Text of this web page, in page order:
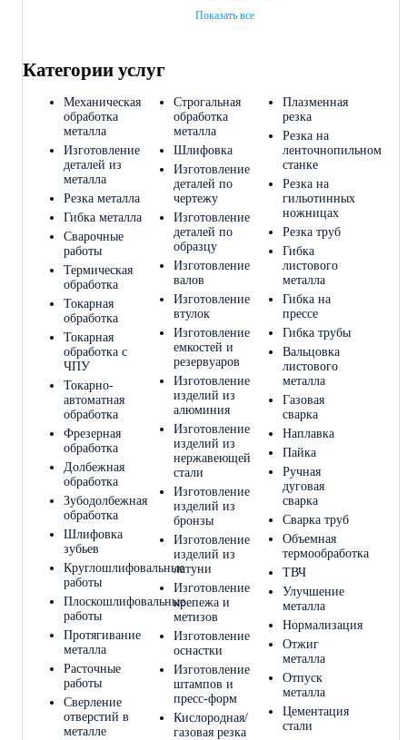
Показать все
Категории услуг
Механическая
обработка
металла
Изготовление
деталей из
металла
Резка металла
Гибка металла
Сварочные
работы
Термическая
обработка
Токарная
обработка
Токарная
обработка с
ЧПУ
Токарно-
автоматная
обработка
Фрезерная
обработка
Долбежная
обработка
Зубодолбежная
обработка
Шлифовка
зубьев
Круглошлифовальные
работы
Плоскошлифовальные
работы
Протягивание
металла
Расточные
работы
Сверление
отверстий в
металле
Строгальная
обработка
металла
Шлифовка
Изготовление
деталей по
чертежу
Изготовление
деталей по
образцу
Изготовление
валов
Изготовление
втулок
Изготовление
емкостей и
резервуаров
Изготовление
изделий из
алюминия
Изготовление
изделий из
нержавеющей
стали
Изготовление
изделий из
бронзы
Изготовление
изделий из
латуни
Изготовление
крепежа и
метизов
Изготовление
оснастки
Изготовление
штампов и
пресс-форм
Кислородная/
газовая резка
Плазменная
резка
Резка на
ленточнопильном
станке
Резка на
гильотинных
ножницах
Резка труб
Гибка
листового
металла
Гибка на
прессе
Гибка трубы
Вальцовка
листового
металла
Газовая
сварка
Наплавка
Пайка
Ручная
дуговая
сварка
Сварка труб
Объемная
термообработка
ТВЧ
Улучшение
металла
Нормализация
Отжиг
металла
Отпуск
металла
Цементация
стали